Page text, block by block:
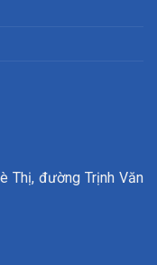
Thị, đường Trịnh Văn